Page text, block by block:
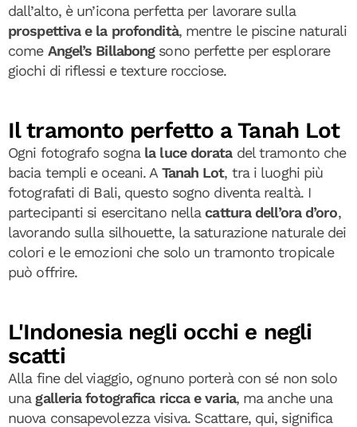
dall’alto, è un’icona perfetta per lavorare sulla
prospettiva e la profondità, mentre le piscine naturali
come Angel’s Billabongsono perfette per esplorare
giochi di riflessi e texture rocciose.
Il tramonto perfetto a Tanah Lot
Ogni fotografo sogna la luce doratadel tramonto che
bacia templi e oceani. A Tanah Lot, tra i luoghi più
fotografati di Bali, questo sogno diventa realtà. I
partecipanti si esercitano nellacattura dell’ora d’oro,
lavorando sulla silhouette, la saturazione naturale dei
colori e le emozioni che solo un tramonto tropicale
può offrire.
L'Indonesia negli occhi e negli
scatti
Alla fine del viaggio, ognuno porterà con sé non solo
una galleria fotografica ricca e varia, ma anche una
nuova consapevolezza visiva. Scattare, qui, significa